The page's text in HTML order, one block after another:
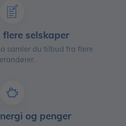
selskaper
samler du tilbud fra flere
og penger